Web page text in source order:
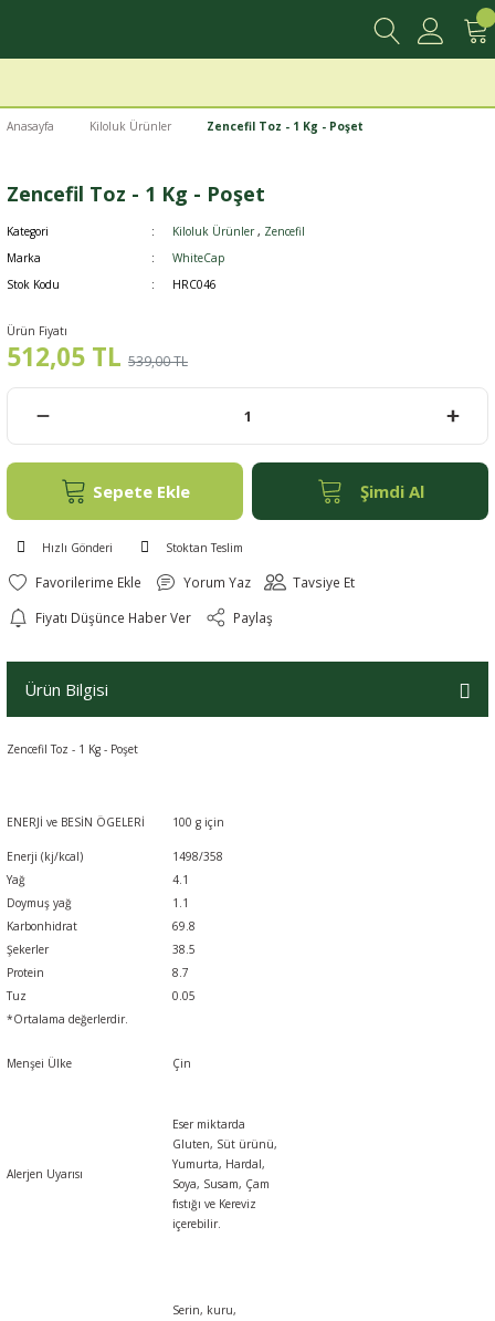
Anasayfa Kiloluk Ürünler Zencefil Toz - 1 Kg - Poşet
Zencefil Toz - 1 Kg - Poşet
Kategori Kiloluk Ürünler , Zencefil
Marka
WhiteCap
Stok Kodu
HRC046
Ürün Fiyatı
512,05 TL 539,00 TL
Sepete Ekle Şimdi Al
Hızlı Gönderi Stoktan Teslim
Yorum Yaz
Tavsiye Et
Fiyatı Düşünce Haber Ver
Paylaş
Ürün Bilgisi
Zencefil Toz - 1 Kg - Poşet
ENERJİ ve BESİN ÖGELERİ 100 g için
Enerji (kj/kcal)
1498/358
Yağ
4.1
Doymuş yağ
1.1
Karbonhidrat
69.8
Şekerler
38.5
Protein
8.7
Tuz
0.05
*Ortalama değerlerdir.
Menşei Ülke Çin
Alerjen Uyarısı
Eser miktarda
Gluten, Süt ürünü,
Yumurta, Hardal,
Soya, Susam, Çam
fıstığı ve Kereviz
içerebilir.
Serin, kuru,